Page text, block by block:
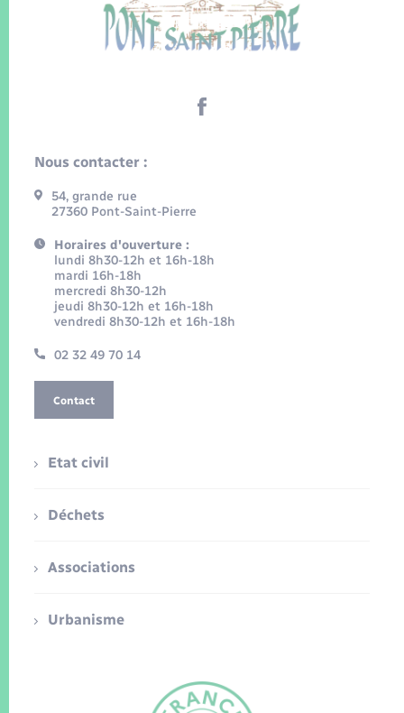
Nous contacter :
54, grande rue
27360 Pont-Saint-Pierre
Horaires d'ouverture :
lundi 8h30-12h et 16h-18h
mardi 16h-18h
mercredi 8h30-12h
jeudi 8h30-12h et 16h-18h
vendredi 8h30-12h et 16h-18h
02 32 49 70 14
Contact
Etat civil
Déchets
Associations
Urbanisme